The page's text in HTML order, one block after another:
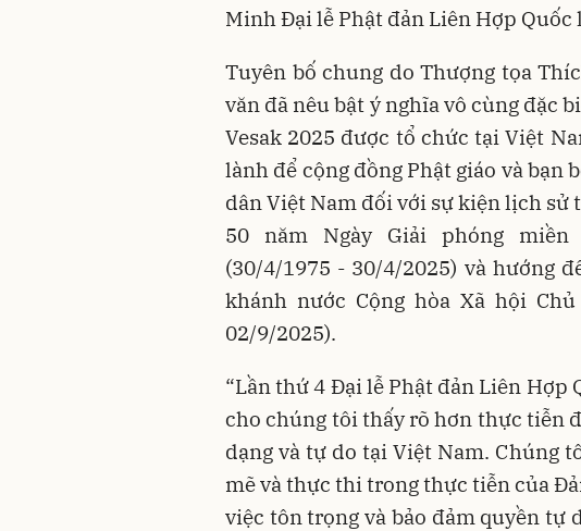
Minh Đại lễ Phật đản Liên Hợp Quốc
Tuyên bố chung do Thượng tọa
văn đã nêu bật ý nghĩa vô cùng đặc
Vesak 2025 được tổ chức tại Việt
lành để cộng đồng Phật giáo và bạn
dân Việt Nam đối với sự kiện lịch sử
50 năm Ngày Giải phóng
(30/4/1975 - 30/4/2025) và hướng
khánh nước Cộng hòa Xã hội
02/9/2025).
“Lần thứ 4 Đại lễ Phật đản Liên
cho chúng tôi thấy rõ hơn thực tiễn
dạng và tự do tại Việt Nam. Chúng
mẽ và thực thi trong thực tiễn của
việc tôn trọng và bảo đảm quyền tự